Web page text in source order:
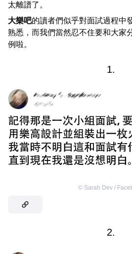
太離譜了。
大樂吧的讀者們似乎對面試過程中
熟悉，而我們當然忍不住要和大家
例啦。
1.
© Sarah Dev /
2.